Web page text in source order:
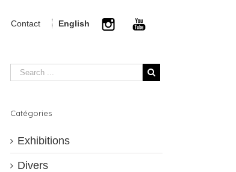
Contact English
Catégories
Exhibitions
Divers